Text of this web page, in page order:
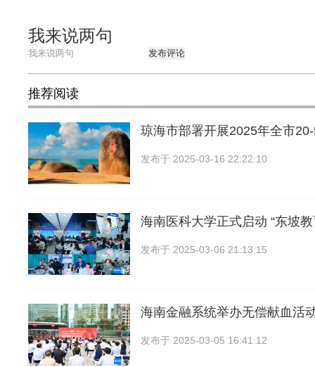
我来说两句
发布评论
推荐阅读
琼海市部署开展2025年全市
发布于 2025-03-16 22:22:10
海南医科大学正式启动 “东坡教
发布于 2025-03-06 21:13:15
海南金融系统举办无偿献血活
发布于 2025-03-05 16:41:12